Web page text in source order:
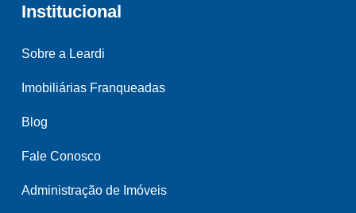
Institucional
Sobre a Leardi
Imobiliárias Franqueadas
Blog
Fale Conosco
Administração de Imóveis